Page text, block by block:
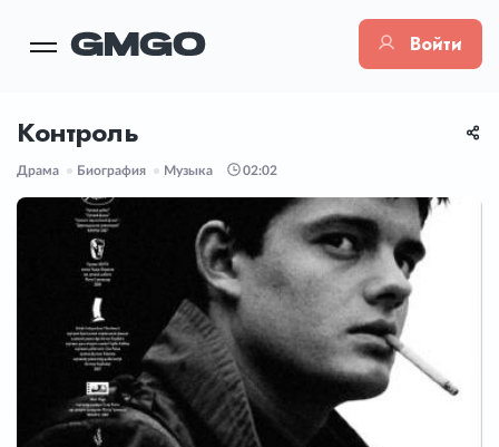
Войти
Контроль
Драма Биография Музыка 02:02